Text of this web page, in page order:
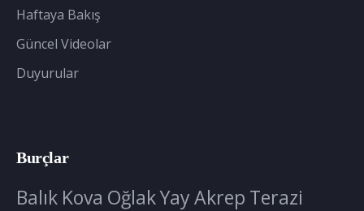
Haftaya Bakış
Güncel Videolar
Duyurular
Burçlar
Balık Kova OğlakYayAkrep Terazi